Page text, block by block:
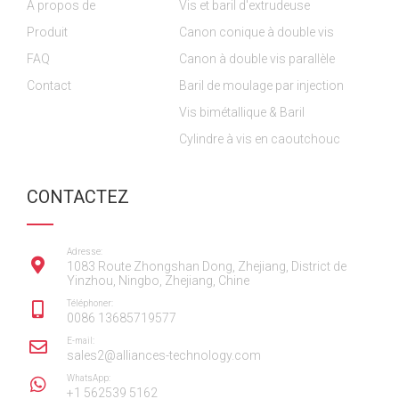
e
r
a
m
i
n
À propos de
Produit
FAQ
Contact
Vis et baril d'extrudeuse
Canon conique à double vis
Canon à double vis parallèle
Baril de moulage par injection
Vis bimétallique & Baril
Cylindre à vis en caoutchouc
CONTACTEZ
Adresse:
1083 Route Zhongshan Dong, Zhejiang, District de
Yinzhou, Ningbo, Zhejiang, Chine
Téléphoner:
0086 13685719577
E-mail:
sales2@alliances-technology.com
WhatsApp:
+1 562539 5162